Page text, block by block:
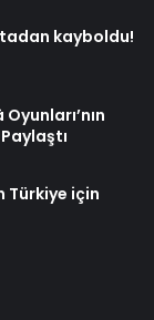
kayboldu!
Türkiye için